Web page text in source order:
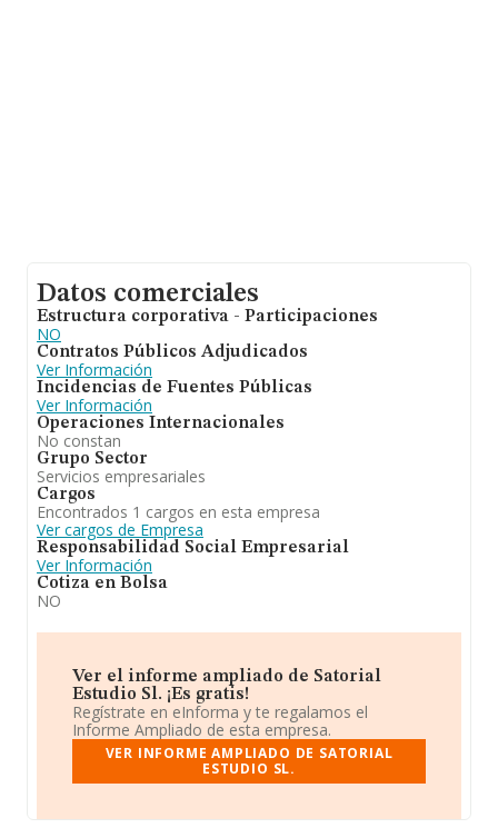
Datos comerciales
Estructura corporativa - Participaciones
NO
Contratos Públicos Adjudicados
Ver Información
Incidencias de Fuentes Públicas
Ver Información
Operaciones Internacionales
No constan
Grupo Sector
Servicios empresariales
Cargos
Encontrados 1 cargos en esta empresa
Ver cargos de Empresa
Responsabilidad Social Empresarial
Ver Información
Cotiza en Bolsa
NO
Ver el informe ampliado de Satorial
Estudio Sl. ¡Es gratis!
Regístrate en eInforma y te regalamos el
Informe Ampliado de esta empresa.
VER INFORME AMPLIADO DE SATORIAL
ESTUDIO SL.